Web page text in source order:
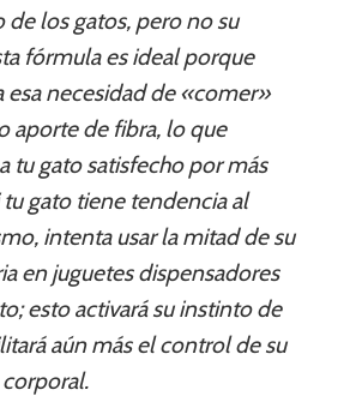
de los gatos, pero no su
fórmula es ideal porque
esa necesidad de «comer»
aporte de fibra, lo que
tu gato satisfecho por más
gato tiene tendencia al
intenta usar la mitad de su
en juguetes dispensadores
esto activará su instinto de
aún más el control de su